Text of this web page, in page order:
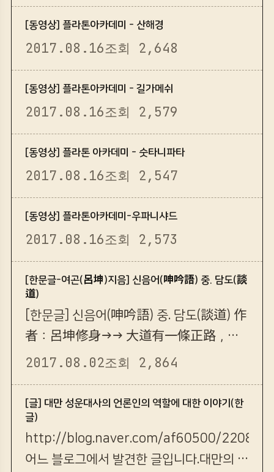
[동영상] 플라톤아카데미 - 산해경
2017.08.16조회 2,648
[동영상] 플라톤아카데미 - 길가메쉬
2017.08.16조회 2,579
[동영상] 플라톤 아카데미 - 숫타니파타
2017.08.16조회 2,547
[동영상] 플라톤아카데미-우파니샤드
2017.08.16조회 2,573
[한문글-여곤(呂坤)지음] 신음어(呻吟語) 중. 담도(談
道)
[한문글] 신음어(呻吟語) 중. 담도(談道) 作
者：呂坤修身→→ 大道有一條正路，進
道有一定等級。聖人教人只示以一定之
與一步，其第一步不理會到十分，也不
說與第二步。非是苦人，等級原是如
此。第一步差一寸，也到第二步不得。
孔子於賜，才說與他「一貫」，又先難他
2017.08.02조회 2,864
[글] 대만 성운대사의 언론인의 역할에 대한 이야기(한
글)
http://blog.naver.com/af60500/
어느 블로그에서 발견한 글입니다.대만의 불